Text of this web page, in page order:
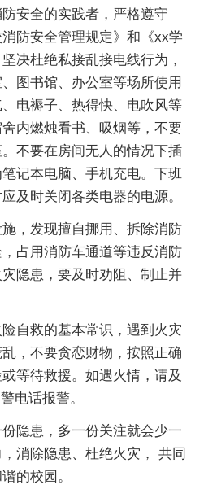
安全的实践者，严格遵守
消防安全管理规定》和《xx学
决杜绝私接乱接电线行为，
图书馆、办公室等场所使用
电褥子、热得快、电吹风等
内燃烛看书、吸烟等，不要
不要在房间无人的情况下插
记本电脑、手机充电。下班
及时关闭各类电器的电源。
，发现擅自挪用、拆除消防
占用消防车通道等违反消防
隐患，要及时劝阻、制止并
自救的基本常识，遇到火灾
，不要贪恋财物，按照正确
等待救援。如遇火情，请及
电话报警。
隐患，多一份关注就会少一
消除隐患、杜绝火灾， 共同
的校园。